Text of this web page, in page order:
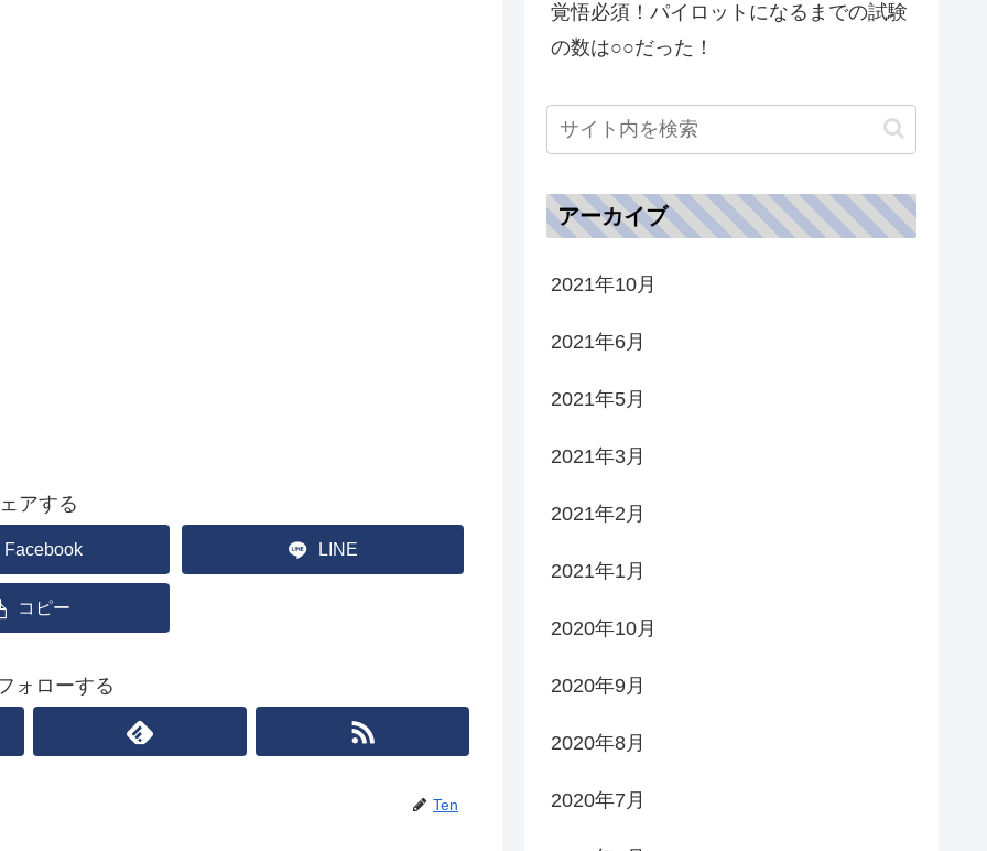
アする
Facebook LINE
コピー
ォローする
Ten
覚悟必須！パイロットになるまでの試験
の数は○○だった！
アーカイブ
2021年10月
2021年6月
2021年5月
2021年3月
2021年2月
2021年1月
2020年10月
2020年9月
2020年8月
2020年7月